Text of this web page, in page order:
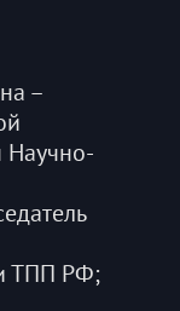
–
Научно-
ТПП РФ;